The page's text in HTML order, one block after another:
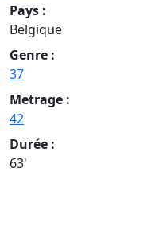
Pays :
Belgique
Genre :
37
Metrage :
42
Durée :
63'